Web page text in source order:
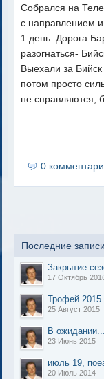
Собрался на
с направлением
1 день. Дорога
разогнаться-
Выехали за
потом просто
не справляются,
0
Последние записи
Закрытие
17 Октябрь
Трофей 2015
25 Август 2015
В ожидании....
23 Июнь 2015
июль 19,
20 Июль 2014